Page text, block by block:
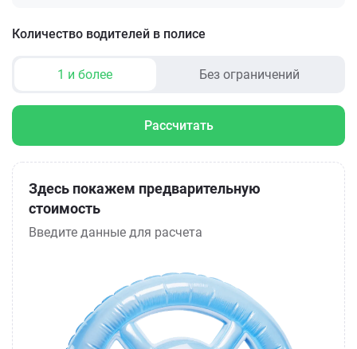
Количество водителей в полисе
1 и более Без ограничений
Рассчитать
Здесь покажем предварительную
стоимость
Введите данные для расчета